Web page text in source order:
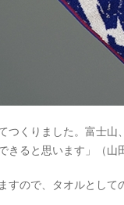
つくりました。富士
きると思います」（山
すので、タオルとし